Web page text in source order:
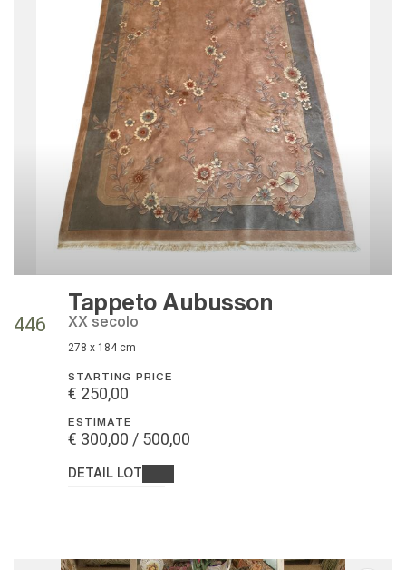
446
Tappeto Aubusson
XX secolo
278 x 184 cm
STARTING PRICE
€ 250,00
ESTIMATE
€ 300,00 / 500,00
DETAIL LOT